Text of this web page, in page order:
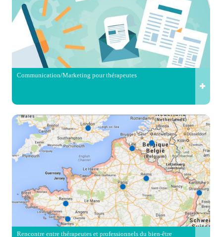
Communication/Marketing pour thérapeutes
Rencontre entre thérapeutes et professionnels du bien-être